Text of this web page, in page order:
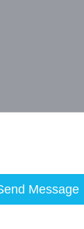
Message